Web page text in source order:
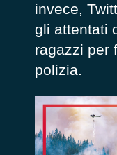
invece,
gli attentati
ragazzi per
polizia.